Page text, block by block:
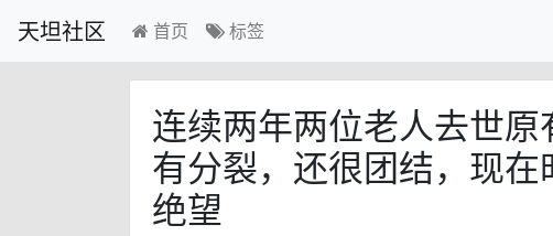
天坦社区 首页 标签
连续两年两位老人去世
有分裂，还很团结，现
绝望